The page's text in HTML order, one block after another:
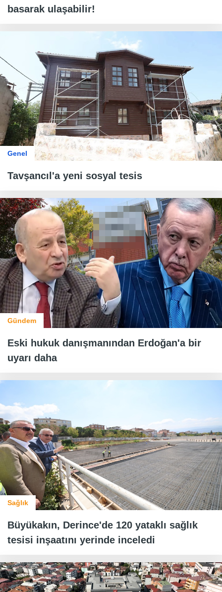
basarak ulaşabilir!
Genel
Tavşancıl'a yeni sosyal tesis
Gündem
Eski hukuk danışmanından Erdoğan'a bir
uyarı daha
Sağlık
Büyükakın, Derince'de 120 yataklı sağlık
tesisi inşaatını yerinde inceledi